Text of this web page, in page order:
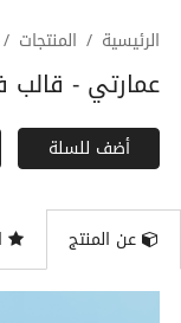
الرئيسية المنتجات
عمارتي - قالب
أضف للسلة
عن المنتج